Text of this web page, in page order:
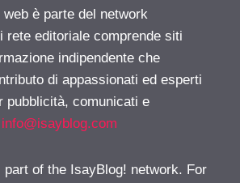
web è parte del network
rete editoriale comprende siti
indipendente che
di appassionati ed esperti
pubblicità, comunicati e
info@isayblog.com
of the IsayBlog! network. For